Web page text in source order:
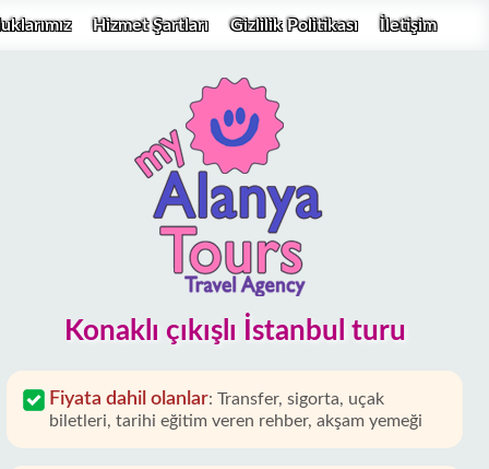
Hizmet Şartları Gizlilik Politikası İletişim
Konaklı çıkışlı İstanbul turu
Fiyata dahil olanlar: Transfer, sigorta, uçak
biletleri, tarihi eğitim veren rehber, akşam yemeği